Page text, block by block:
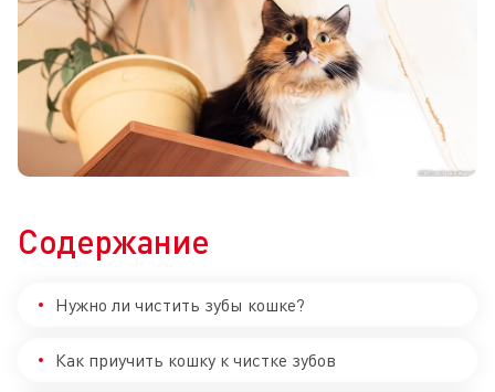
Содержание
Нужно ли чистить зубы кошке?
Как приучить кошку к чистке зубов